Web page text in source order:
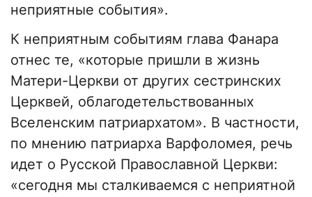
неприятные события».
К неприятным событиям глава Фанара
отнес те, «которые пришли в жизнь
Матери-Церкви от других сестринских
Церквей, облагодетельствованных
Вселенским патриархатом». В частности,
по мнению патриарха Варфоломея, речь
идет о Русской Православной Церкви:
«сегодня мы сталкиваемся с неприятной